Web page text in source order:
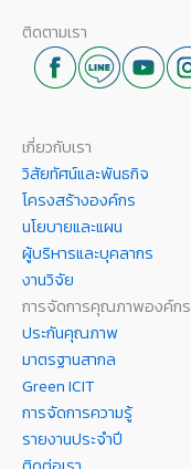
ติดตามเรา
เกี่ยวกับเรา
วิสัยทัศน์และพันธกิจ
โครงสร้างองค์กร
นโยบายและแผน
ผู้บริหารและบุคลากร
งานวิจัย
การจัดการคุณภาพองค์กร
ประกันคุณภาพ
มาตรฐานสากล
Green ICIT
การจัดการความรู้
รายงานประจำปี